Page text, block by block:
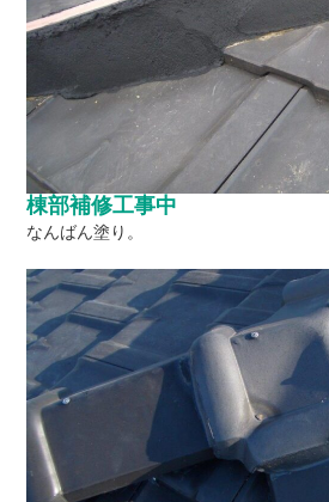
棟部補修工事中
なんばん塗り。